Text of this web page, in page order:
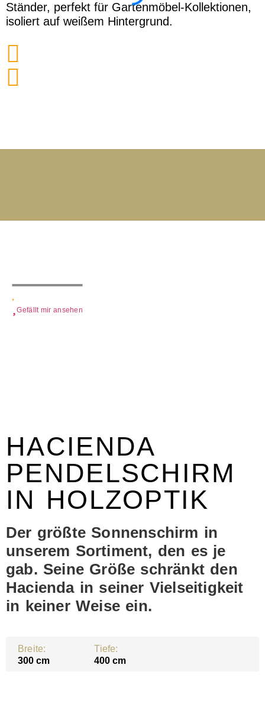
Gefällt mir ansehen
HACIENDA
PENDELSCHIRM
IN HOLZOPTIK
Der größte Sonnenschirm in
unserem Sortiment, den es je
gab. Seine Größe schränkt den
Hacienda in seiner Vielseitigkeit
in keiner Weise ein.
Breite:
300 cm
Tiefe:
400 cm